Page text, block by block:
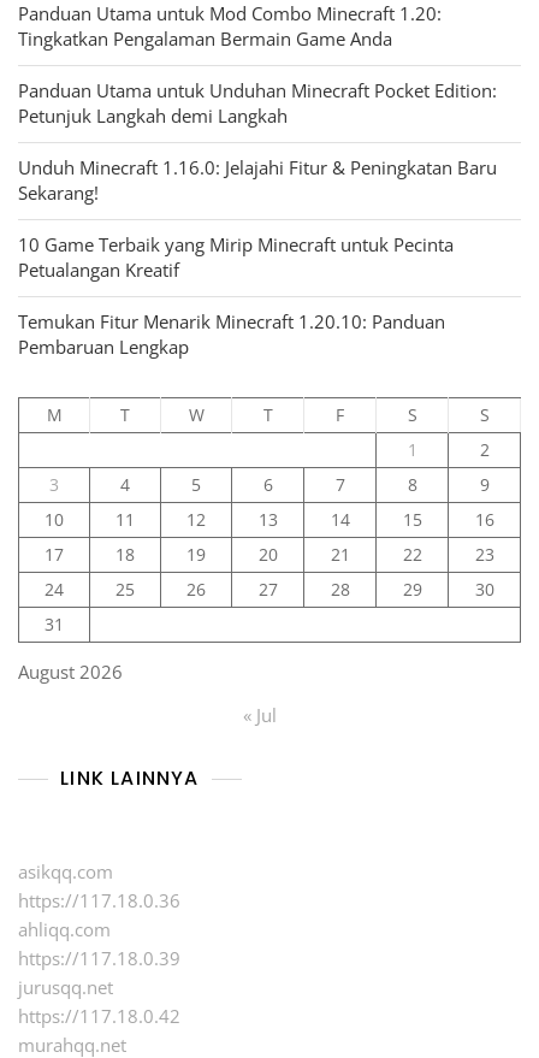
Panduan Utama untuk Mod Combo Minecraft 1.20:
Tingkatkan Pengalaman Bermain Game Anda
Panduan Utama untuk Unduhan Minecraft Pocket Edition:
Petunjuk Langkah demi Langkah
Unduh Minecraft 1.16.0: Jelajahi Fitur & Peningkatan Baru
Sekarang!
10 Game Terbaik yang Mirip Minecraft untuk Pecinta
Petualangan Kreatif
Temukan Fitur Menarik Minecraft 1.20.10: Panduan
Pembaruan Lengkap
August 2026
M T W T F S
S
1
2
3
4 5 6 7 8
9
10
11 12 13 14 15
16
17
18 19 20 21 22
23
24
25 26 27 28 29
30
31
« Jul
LINK LAINNYA
asikqq.com
https://117.18.0.36
ahliqq.com
https://117.18.0.39
jurusqq.net
https://117.18.0.42
murahqq.net